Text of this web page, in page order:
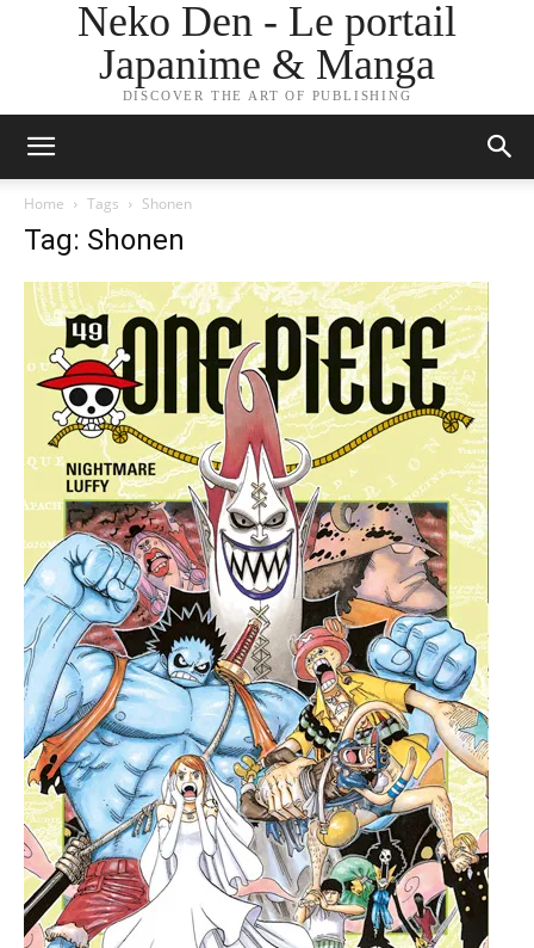
Neko Den - Le portail
Japanime & Manga
DISCOVER THE ART OF PUBLISHING
Home Tags Shonen
Tag: Shonen